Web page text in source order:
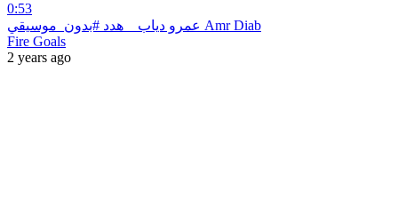
0:53
عمرو دياب _ هدد #بدون_موسيقي Amr Diab
Fire Goals
2 years ago